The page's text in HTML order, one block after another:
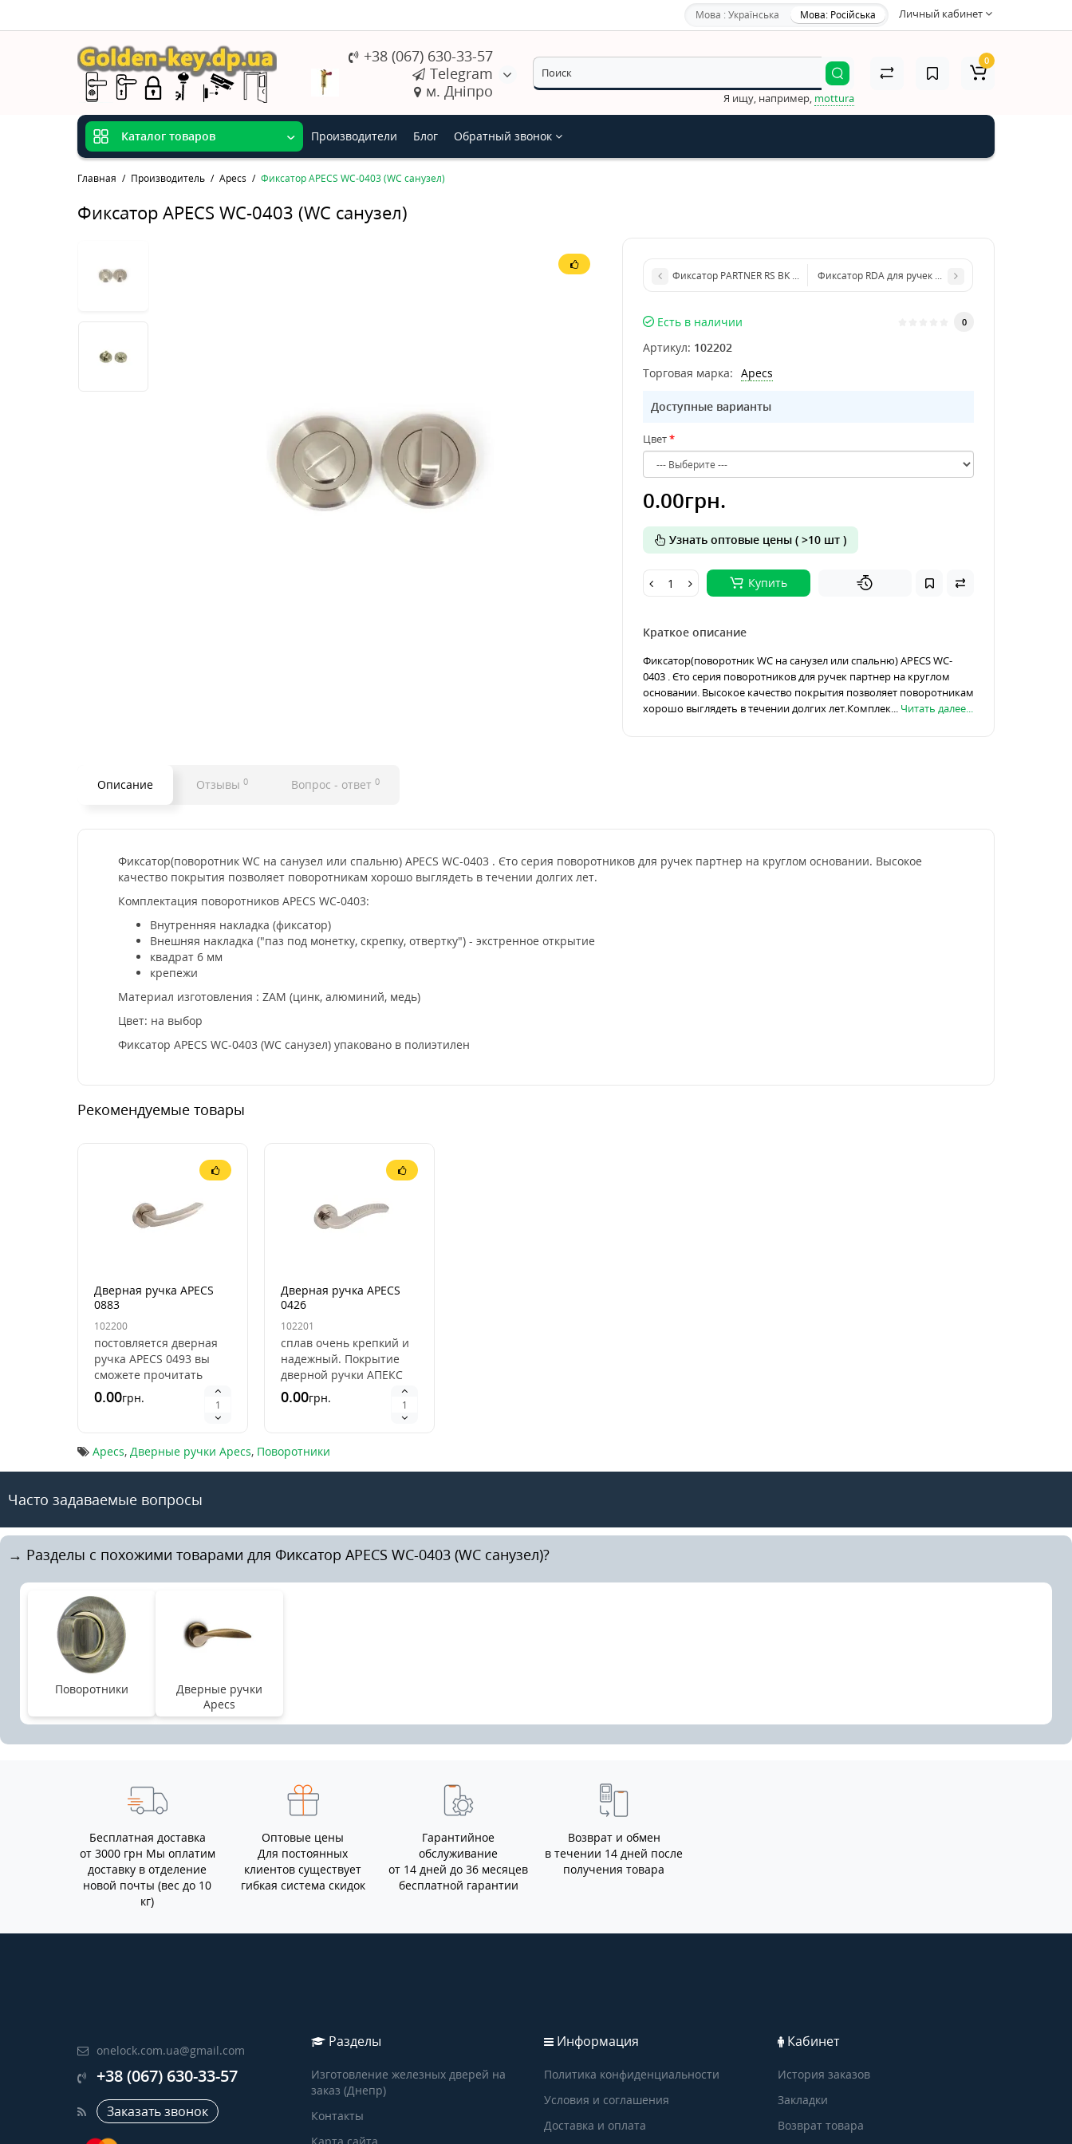
Личный кабинет
Мова : Українська Мова: Російська
+38 (067) 630-33-57
Telegram
м. Дніпро
Я ищу, например, mottura
0
Каталог товаров Производители Блог Обратный звонок
Главная Производитель Apecs Фиксатор APECS WC-0403 (WC санузел)
Фиксатор APECS WC-0403 (WC санузел)
Фиксатор PARTNER RS BK (WC санузел)Фиксатор RDA для ручек NOVELTY WC
Есть в наличии 0
Артикул: 102202
Торговая марка: Apecs
Доступные варианты
Цвет
0.00грн.
Узнать оптовые цены ( >10 шт )
Купить
Краткое описание
Фиксатор(поворотник WC на санузел или спальню) APECS WC-
0403 . Єто серия поворотников для ручек партнер на круглом
основании. Высокое качество покрытия позволяет поворотникам
хорошо выглядеть в течении долгих лет.Комплек... Читать далее...
Описание Отзывы 0 Вопрос - ответ 0
Фиксатор(поворотник WC на санузел или спальню) APECS WC-0403 . Єто серия поворотников для ручек партнер на круглом основании. Высокое
качество покрытия позволяет поворотникам хорошо выглядеть в течении долгих лет.
Комплектация поворотников APECS WC-0403:
Внутренняя накладка (фиксатор)
Внешняя накладка ("паз под монетку, скрепку, отвертку") - экстренное открытие
квадрат 6 мм
крепежи
Материал изготовления : ZAM (цинк, алюминий, медь)
Цвет: на выбор
Фиксатор APECS WC-0403 (WC санузел) упаковано в полиэтилен
Рекомендуемые товары
Дверная ручка APECS
0883
102200
постовляется дверная
ручка APECS 0493 вы
сможете прочитать
материал: ZAMAK. Что
же такое ZAMAK ? Это
0.00грн.
Дверная ручка APECS
0426
102201
сплав очень крепкий и
надежный. Покрытие
дверной ручки АПЕКС
0426 При хромирование
или золочении деталей
0.00грн.
Apecs, Дверные ручки Apecs, Поворотники
Часто задаваемые вопросы
→ Разделы с похожими товарами для Фиксатор APECS WC-0403 (WC санузел)?
Поворотники
Дверные ручки
Apecs
Бесплатная доставка
от 3000 грн Мы оплатим
доставку в отделение
новой почты (вес до 10
кг)
Оптовые цены
Для постоянных
клиентов существует
гибкая система скидок
Гарантийное
обслуживание
от 14 дней до 36 месяцев
бесплатной гарантии
Возврат и обмен
в течении 14 дней после
получения товара
onelock.com.ua@gmail.com
+38 (067) 630-33-57
Заказать звонок
Разделы
Изготовление железных дверей на
заказ (Днепр)
Контакты
Информация
Политика конфиденциальности
Условия и соглашения
Доставка и оплата
Кабинет
История заказов
Закладки
Возврат товара